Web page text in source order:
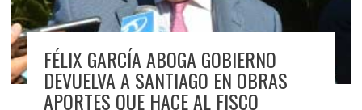
FÉLIX GARCÍA ABOGA GOBIERNO
DEVUELVA A SANTIAGO EN OBRAS
APORTES QUE HACE AL FISCO